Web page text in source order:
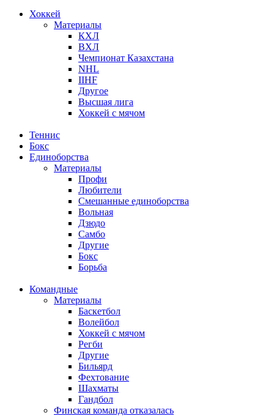
Хоккей
Материалы
КХЛ
ВХЛ
Чемпионат Казахстана
NHL
IIHF
Другое
Высшая лига
Хоккей с мячом
Теннис
Бокс
Единоборства
Материалы
Профи
Любители
Смешанные единоборства
Вольная
Дзюдо
Самбо
Другие
Бокс
Борьба
Командные
Материалы
Баскетбол
Волейбол
Хоккей с мячом
Регби
Другие
Бильярд
Фехтование
Шахматы
Гандбол
Финская команда отказалась